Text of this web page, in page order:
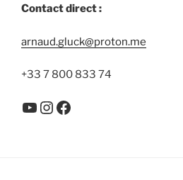
Contact direct :
arnaud.gluck@proton.me
+33 7 800 833 74
YouTube InstagramFacebook